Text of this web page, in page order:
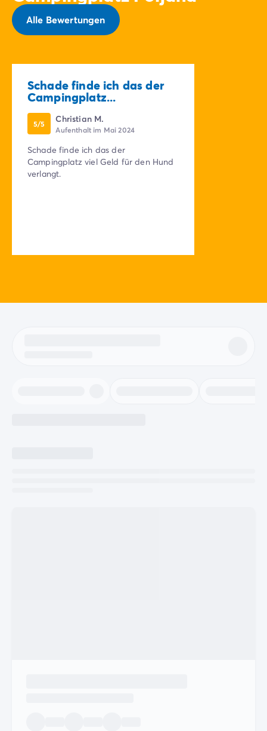
Alle Bewertungen
Schade finde ich das der
Campingplatz...
5/5 Christian M.
Aufenthalt im Mai 2024
Schade finde ich das der
Campingplatz viel Geld für den Hund
verlangt.